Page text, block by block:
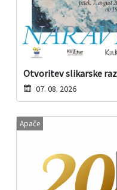
Otvoritev slikarske
07. 08. 2026
Apače